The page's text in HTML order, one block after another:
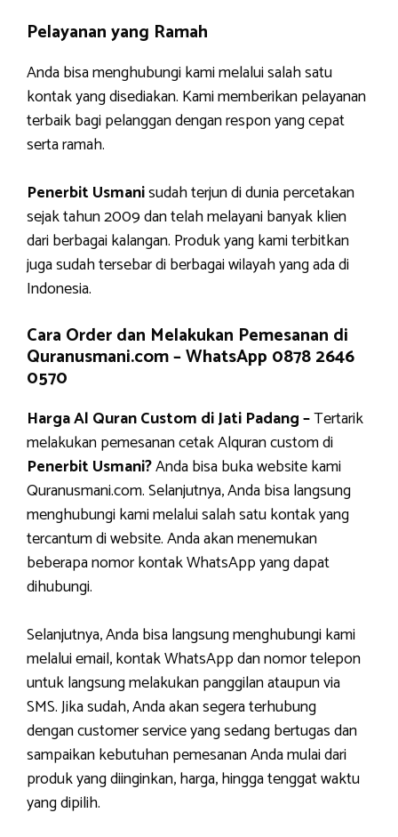
Pelayanan yang Ramah
Anda bisa menghubungi kami melalui salah satu
kontak yang disediakan. Kami memberikan pelayanan
terbaik bagi pelanggan dengan respon yang cepat
serta ramah.
Penerbit Usmanisudah terjun di dunia percetakan
sejak tahun 2009 dan telah melayani banyak klien
dari berbagai kalangan. Produk yang kami terbitkan
juga sudah tersebar di berbagai wilayah yang ada di
Indonesia.
Cara Order dan Melakukan Pemesanan di
Quranusmani.com –WhatsApp 0878 2646
0570
Harga Al Quran Custom di Jati Padang –Tertarik
melakukan pemesanan cetak Alquran custom di
Penerbit Usmani?Anda bisa buka website kami
Quranusmani.com. Selanjutnya, Anda bisa langsung
menghubungi kami melalui salah satu kontak yang
tercantum di website. Anda akan menemukan
beberapa nomor kontak WhatsApp yang dapat
dihubungi.
Selanjutnya, Anda bisa langsung menghubungi kami
melalui email, kontak WhatsApp dan nomor telepon
untuk langsung melakukan panggilan ataupun via
SMS. Jika sudah, Anda akan segera terhubung
dengan customer service yang sedang bertugas dan
sampaikan kebutuhan pemesanan Anda mulai dari
produk yang diinginkan, harga, hingga tenggat waktu
yang dipilih.